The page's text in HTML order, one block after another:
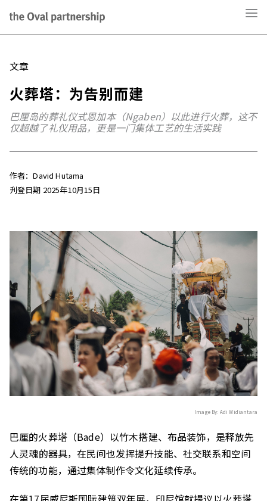
文章
火葬塔：为告别而建
巴厘岛的葬礼仪式恩加本（Ngaben）以此进行火葬，这不
仅超越了礼仪用品，更是一门集体工艺的生活实践
作者：David Hutama
刋登日期 2025年10月15日
Image By: Adi Widiantara
巴厘的火葬塔（Bade）以竹木搭建、布品装饰， 是释放先
人 灵魂的器具，在民间也发挥提升技能、社交联系和空间
传统的功能， 通过集体制作令文化延续传承。